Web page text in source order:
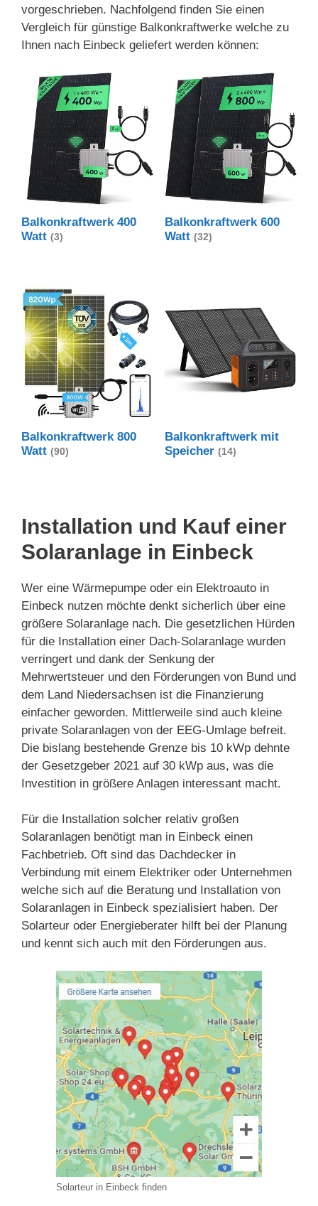
vorgeschrieben. Nachfolgend finden Sie einen
Vergleich für günstige Balkonkraftwerke welche zu
Ihnen nach Einbeck geliefert werden können:
Balkonkraftwerk 400
Watt (3)
Balkonkraftwerk 600
Watt (32)
Balkonkraftwerk 800
Watt (90)
Balkonkraftwerk mit
Speicher (14)
Installation und Kauf einer
Solaranlage in Einbeck
Wer eine Wärmepumpe oder ein Elektroauto in
Einbeck nutzen möchte denkt sicherlich über eine
größere Solaranlage nach. Die gesetzlichen Hürden
für die Installation einer Dach-Solaranlage wurden
verringert und dank der Senkung der
Mehrwertsteuer und den Förderungen von Bund und
dem Land Niedersachsen ist die Finanzierung
einfacher geworden. Mittlerweile sind auch kleine
private Solaranlagen von der EEG-Umlage befreit.
Die bislang bestehende Grenze bis 10 kWp dehnte
der Gesetzgeber 2021 auf 30 kWp aus, was die
Investition in größere Anlagen interessant macht.
Für die Installation solcher relativ großen
Solaranlagen benötigt man in Einbeck einen
Fachbetrieb. Oft sind das Dachdecker in
Verbindung mit einem Elektriker oder Unternehmen
welche sich auf die Beratung und Installation von
Solaranlagen in Einbeck spezialisiert haben. Der
Solarteur oder Energieberater hilft bei der Planung
und kennt sich auch mit den Förderungen aus.
Solarteur in Einbeck finden